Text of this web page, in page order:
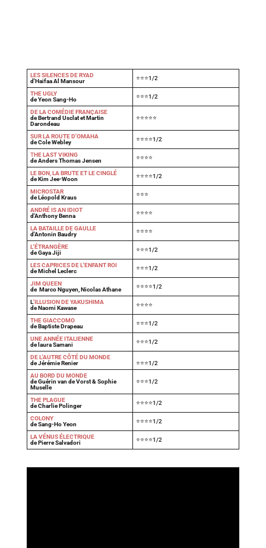
LES SILENCES DE RYAD
d'Haifaa Al Mansour
⭐⭐⭐1/2
THE UGLY
de Yeon Sang-Ho
⭐⭐⭐1/2
DE LA COMÉDIE FRANÇAISE
de Bertrand Usclat et Martin
Darondeau
⭐⭐⭐⭐⭐
SUR LA ROUTE D'OMAHA
de Cole Webley
⭐⭐⭐⭐1/2
THE LAST VIKING
de Anders Thomas Jensen
⭐⭐⭐⭐
LE BON, LA BRUTE ET LE CINGLÉ
de Kim Jee-Woon
⭐⭐⭐⭐1/2
MICROSTAR
de Léopold Kraus
⭐⭐⭐
ANDRÉ IS AN IDIOT
d'Anthony Benna
⭐⭐⭐⭐
LA BATAILLE DE GAULLE
d'Antonin Baudry
⭐⭐⭐⭐
L'ÉTRANGÈRE
de Gaya Jiji
⭐⭐⭐1/2
LES CAPRICES DE L'ENFANT ROI
de Michel Leclerc
⭐⭐⭐1/2
JIM QUEEN
de Marco Nguyen, Nicolas Athane
⭐⭐⭐⭐1/2
L'ILLUSION DE YAKUSHIMA
de Naomi Kawase
⭐⭐⭐⭐
THE GIACCOMO
de Baptiste Drapeau
⭐⭐⭐1/2
UNE ANNÉE ITALIENNE
de laura Samani
⭐⭐⭐1/2
DE L'AUTRE CÔTÉ DU MONDE
de Jérémie Renier
⭐⭐⭐1/2
AU BORD DU MONDE
de Guérin van de Vorst & Sophie
Muselle
⭐⭐⭐1/2
THE PLAGUE
de Charlie Polinger
⭐⭐⭐⭐1/2
COLONY
de Sang-Ho Yeon
⭐⭐⭐⭐1/2
LA VÉNUS ÉLECTRIQUE
de Pierre Salvadori
⭐⭐⭐⭐1/2